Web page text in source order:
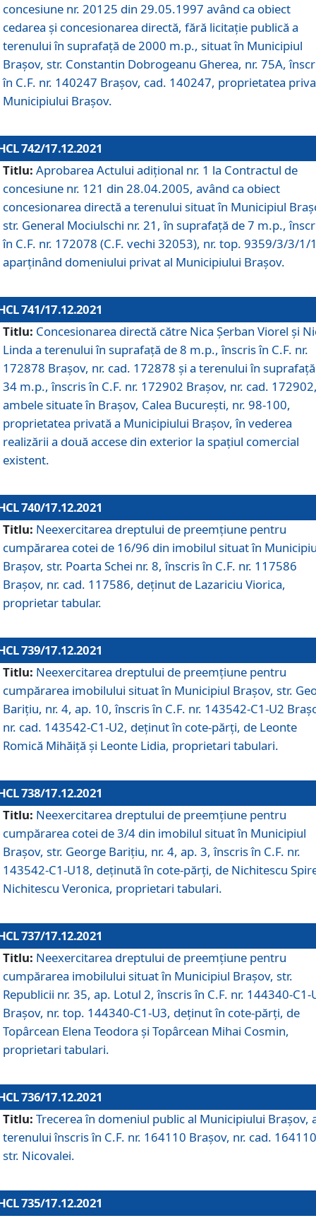
concesiune nr. 20125 din 29.05.1997 având ca obiect
cedarea și concesionarea directă, fără licitație publică a
terenului în suprafață de 2000 m.p., situat în Municipiul
Brașov, str. Constantin Dobrogeanu Gherea, nr. 75A,
în C.F. nr. 140247 Brașov, cad. 140247, proprietatea
Municipiului Brașov.
742/17.12.2021
Titlu: Aprobarea Actului adiţional nr. 1 la Contractul de
concesiune nr. 121 din 28.04.2005, având ca obiect
concesionarea directă a terenului situat în Municipiul
str. General Mociulschi nr. 21, în suprafață de 7 m.p.,
în C.F. nr. 172078 (C.F. vechi 32053), nr. top. 9359/3/3/1/
aparținând domeniului privat al Municipiului Brașov.
741/17.12.2021
Titlu: Concesionarea directă către Nica Șerban Viorel și
Linda a terenului în suprafață de 8 m.p., înscris în C.F. nr.
172878 Brașov, nr. cad. 172878 și a terenului în
34 m.p., înscris în C.F. nr. 172902 Brașov, nr. cad.
ambele situate în Brașov, Calea București, nr. 98-100,
proprietatea privată a Municipiului Brașov, în vederea
realizării a două accese din exterior la spațiul comercial
existent.
740/17.12.2021
Titlu: Neexercitarea dreptului de preemţiune pentru
cumpărarea cotei de 16/96 din imobilul situat în
Braşov, str. Poarta Schei nr. 8, înscris în C.F. nr. 117586
Brașov, nr. cad. 117586, deținut de Lazariciu Viorica,
proprietar tabular.
739/17.12.2021
Titlu: Neexercitarea dreptului de preemţiune pentru
cumpărarea imobilului situat în Municipiul Braşov, str.
Barițiu, nr. 4, ap. 10, înscris în C.F. nr. 143542-C1-U2
nr. cad. 143542-C1-U2, deținut în cote-părți, de Leonte
Romică Mihăiță și Leonte Lidia, proprietari tabulari.
738/17.12.2021
Titlu: Neexercitarea dreptului de preemţiune pentru
cumpărarea cotei de 3/4 din imobilul situat în Municipiul
Braşov, str. George Barițiu, nr. 4, ap. 3, înscris în C.F. nr.
143542-C1-U18, deținută în cote-părți, de Nichitescu
Nichitescu Veronica, proprietari tabulari.
737/17.12.2021
Titlu: Neexercitarea dreptului de preemţiune pentru
cumpărarea imobilului situat în Municipiul Braşov, str.
Republicii nr. 35, ap. Lotul 2, înscris în C.F. nr. 144340-C1-
Brașov, nr. top. 144340-C1-U3, deținut în cote-părți, de
Topârcean Elena Teodora și Topârcean Mihai Cosmin,
proprietari tabulari.
736/17.12.2021
Titlu: Trecerea în domeniul public al Municipiului Braşov,
terenului înscris în C.F. nr. 164110 Brașov, nr. cad.
str. Nicovalei.
735/17.12.2021